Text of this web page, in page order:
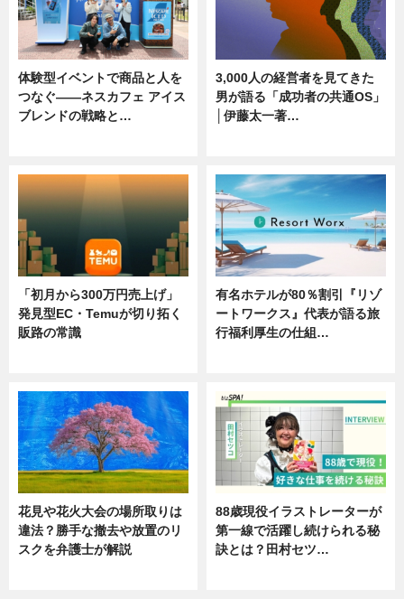
体験型イベントで商品と人を
つなぐ――ネスカフェ アイス
ブレンドの戦略と…
3,000人の経営者を見てきた
男が語る「成功者の共通OS」
│伊藤太一著…
「初月から300万円売上げ」
発見型EC・Temuが切り拓く
販路の常識
有名ホテルが80％割引『リゾ
ートワークス』代表が語る旅
行福利厚生の仕組…
花見や花火大会の場所取りは
違法？勝手な撤去や放置のリ
スクを弁護士が解説
88歳現役イラストレーターが
第一線で活躍し続けられる秘
訣とは？田村セツ…